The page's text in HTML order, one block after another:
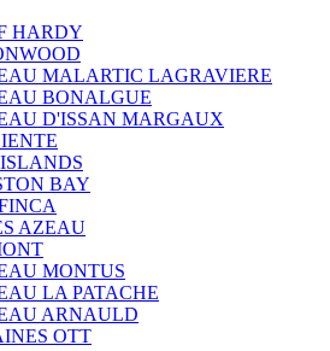
HARDY
MALARTIC LAGRAVIERE
BONALGUE
D'ISSAN MARGAUX
BAY
AZEAU
MONTUS
LA PATACHE
ARNAULD
OTT